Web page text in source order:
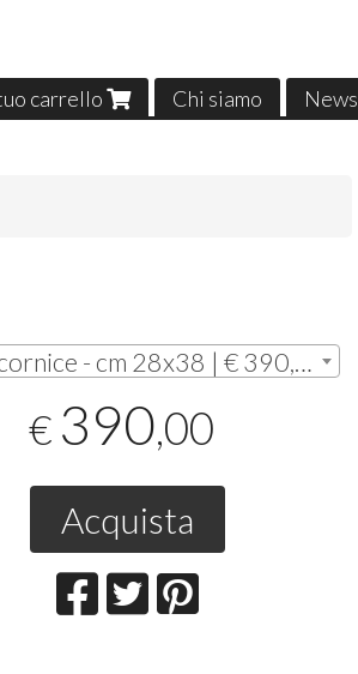
carrello Chi siamo News
Senza cornice - cm 28x38 | € 390,00
€ 390,00
Acquista